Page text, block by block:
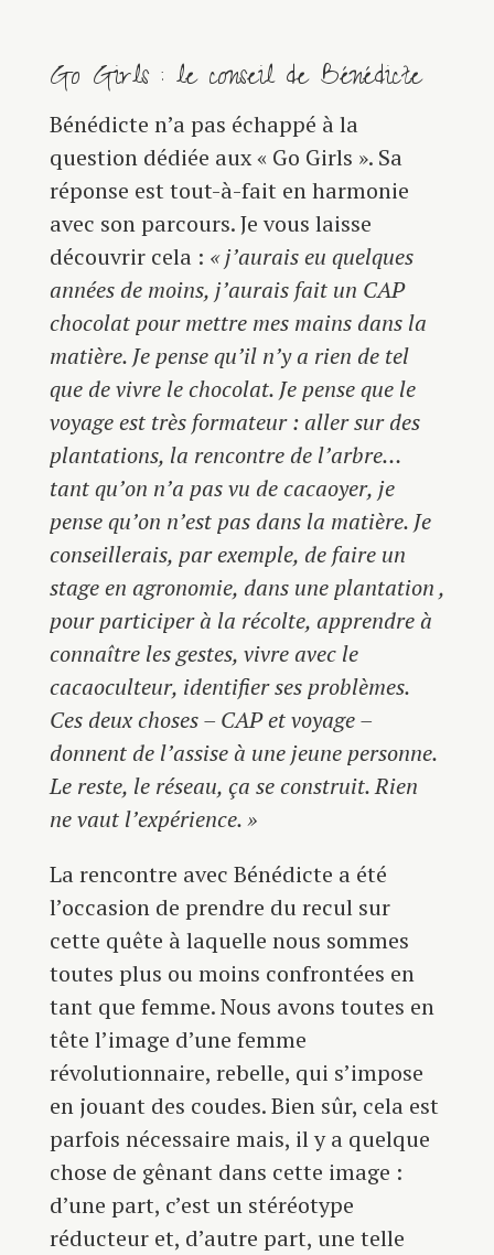
Go Girls : le conseil de Bénédicte
Bénédicte n’a pas échappé à la
question dédiée aux « Go Girls ». Sa
réponse est tout-à-fait en harmonie
avec son parcours. Je vous laisse
découvrir cela : « j’aurais eu quelques
années de moins, j’aurais fait un CAP
chocolat pour mettre mes mains dans la
matière. Je pense qu’il n’y a rien de tel
que de vivre le chocolat. Je pense que le
voyage est très formateur : aller sur des
plantations, la rencontre de l’arbre…
tant qu’on n’a pas vu de cacaoyer, je
pense qu’on n’est pas dans la matière. Je
conseillerais, par exemple, de faire un
stage en agronomie, dans une plantation ,
pour participer à la récolte, apprendre à
connaître les gestes, vivre avec le
cacaoculteur, identifier ses problèmes.
Ces deux choses – CAP et voyage –
donnent de l’assise à une jeune personne.
Le reste, le réseau, ça se construit. Rien
ne vaut l’expérience. »
La rencontre avec Bénédicte a été
l’occasion de prendre du recul sur
cette quête à laquelle nous sommes
toutes plus ou moins confrontées en
tant que femme. Nous avons toutes en
tête l’image d’une femme
révolutionnaire, rebelle, qui s’impose
en jouant des coudes. Bien sûr, cela est
parfois nécessaire mais, il y a quelque
chose de gênant dans cette image :
d’une part, c’est un stéréotype
réducteur et, d’autre part, une telle